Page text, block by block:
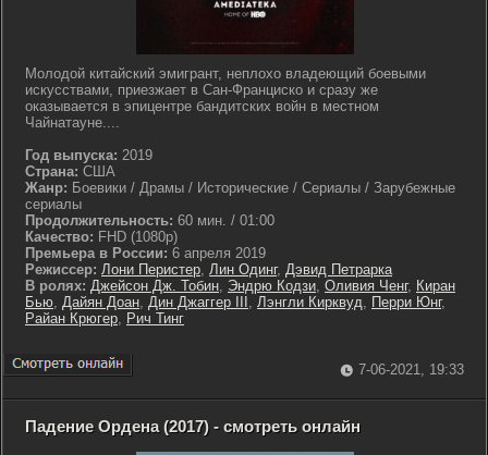
Молодой китайский эмигрант, неплохо владеющий боевыми
искусствами, приезжает в Сан-Франциско и сразу же
оказывается в эпицентре бандитских войн в местном
Чайнатауне....
Год выпуска: 2019
Страна: США
Жанр: Боевики / Драмы / Исторические / Сериалы / Зарубежные
сериалы
Продолжительность: 60 мин. / 01:00
Качество: FHD (1080p)
Премьера в России: 6 апреля 2019
Режиссер: Лони Перистер, Лин Одинг, Дэвид Петрарка
В ролях: Джейсон Дж. Тобин, Эндрю Кодзи, Оливия Ченг, Киран
Бью, Дайян Доан, Дин Джаггер III , Лэнгли Кирквуд, Перри Юнг,
Райан Крюгер, Рич Тинг
7-06-2021, 19:33
Падение Ордена (2017) - смотреть онлайн